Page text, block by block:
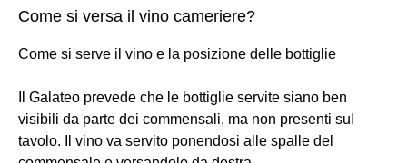
Come si versa il vino cameriere?
Come si serve il vino e la posizione delle bottiglie
Il Galateo prevede che le bottiglie servite siano ben
visibili da parte dei commensali, ma non presenti sul
tavolo. Il vino va servito ponendosi alle spalle del